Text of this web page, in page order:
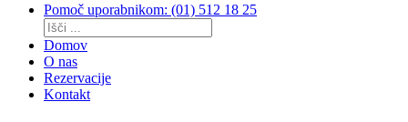
Pomoč uporabnikom: (01) 512 18 25
Domov
O nas
Rezervacije
Kontakt